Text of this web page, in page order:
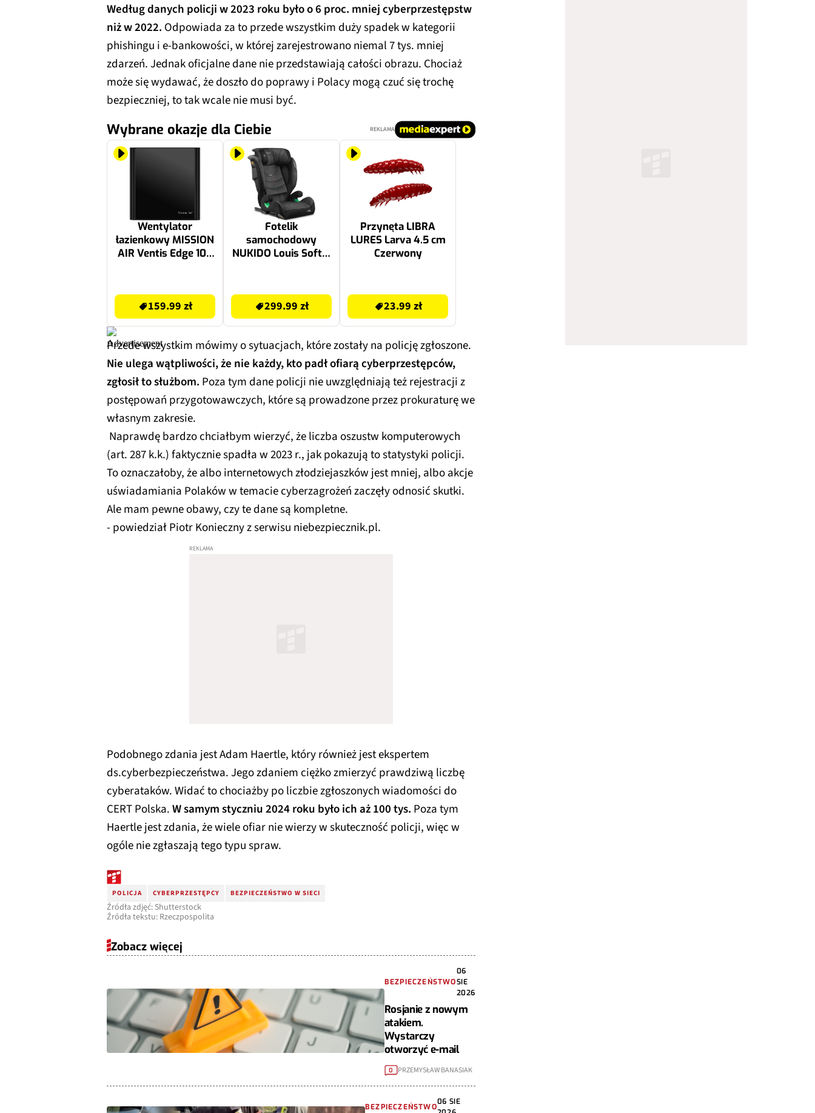
Według danych policji w 2023 roku było o 6 proc. mniej cyberprzestępstw
niż w 2022. Odpowiada za to przede wszystkim duży spadek w kategorii
phishingu i e-bankowości, w której zarejestrowano niemal 7 tys. mniej
zdarzeń. Jednak oficjalne dane nie przedstawiają całości obrazu. Chociaż
może się wydawać, że doszło do poprawy i Polacy mogą czuć się trochę
bezpieczniej, to tak wcale nie musi być.
Wybrane okazje dla Ciebie REKLAMA
Wentylator
łazienkowy MISSION
AIR Ventis Edge 100
159.99 zł
Fotelik
samochodowy
NUKIDO Louis Soft i-
299.99 zł
Przynęta LIBRA
LURES Larva 4.5 cm
Czerwony
23.99 zł
Przede wszystkim mówimy o sytuacjach, które zostały na policję zgłoszone.
Nie ulega wątpliwości, że nie każdy, kto padł ofiarą cyberprzestępców,
zgłosił to służbom. Poza tym dane policji nie uwzględniają też rejestracji z
postępowań przygotowawczych, które są prowadzone przez prokuraturę we
własnym zakresie.
Naprawdę bardzo chciałbym wierzyć, że liczba oszustw komputerowych
(art. 287 k.k.) faktycznie spadła w 2023 r., jak pokazują to statystyki policji.
To oznaczałoby, że albo internetowych złodziejaszków jest mniej, albo akcje
uświadamiania Polaków w temacie cyberzagrożeń zaczęły odnosić skutki.
Ale mam pewne obawy, czy te dane są kompletne.
- powiedział Piotr Konieczny z serwisu niebezpiecznik.pl.
Podobnego zdania jest Adam Haertle, który również jest ekspertem
ds.cyberbezpieczeństwa. Jego zdaniem ciężko zmierzyć prawdziwą liczbę
cyberataków. Widać to chociażby po liczbie zgłoszonych wiadomości do
CERT Polska.W samym styczniu 2024 roku było ich aż 100 tys. Poza tym
Haertle jest zdania, że wiele ofiar nie wierzy w skuteczność policji, więc w
ogóle nie zgłaszają tego typu spraw.
POLICJA CYBERPRZESTĘPCY BEZPIECZEŃSTWO W SIECI
Źródła zdjęć: Shutterstock
Źródła tekstu: Rzeczpospolita
Zobacz więcej
BEZPIECZEŃSTWO
06
SIE
2026
Rosjanie z nowym
atakiem.
Wystarczy
otworzyć e-mail
0 PRZEMYSŁAW BANASIAK
BEZPIECZEŃSTWO
06 SIE